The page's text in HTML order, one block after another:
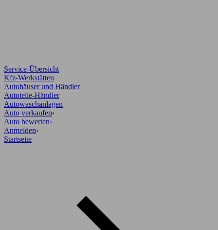
Service-Übersicht
Kfz-Werkstätten
Autohäuser und Händler
Autoteile-Händler
Autowaschanlagen
Auto verkaufen›
Auto bewerten›
Anmelden›
Startseite